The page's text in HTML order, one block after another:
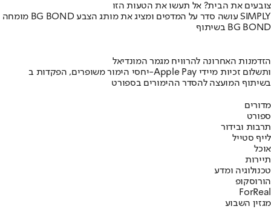
צובעים את הבית? אל תעשו את הטעות הזו
מומחה BG BOND עושה סדר על המדפים ומציג את מותג הצבע SIMPLY
בשיתוף BG BOND
הזדמנות האחרונה להרוויח מגמר המונדיאל
יחסי הימור משופרים, הפקדות ב-Apple Pay ותשלום זכיות מיידי
בשיתוף המועצה להסדר ההימורים בספורט
מדורים
ספורט
תרבות ובידור
לייף סטייל
אוכל
תיירות
טכנולוגיה ומדע
הורוסקופ
ForReal
מגזין השבוע